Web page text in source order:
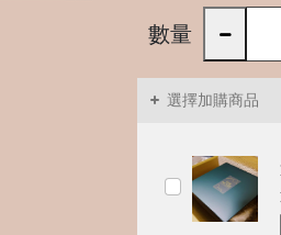
數量
選擇加購商品